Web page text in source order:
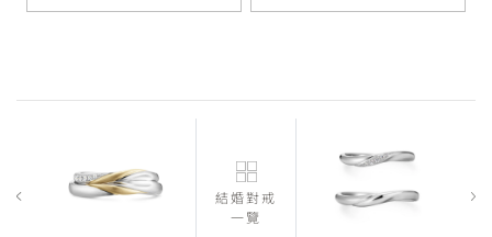
結婚對戒
一覽